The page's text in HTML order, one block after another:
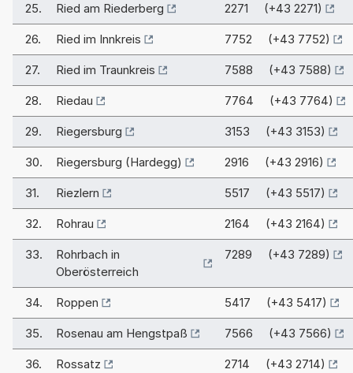
25. Ried am Riederberg 2271 (+43 2271)
26. Ried im Innkreis 7752 (+43 7752)
27. Ried im Traunkreis 7588 (+43 7588)
28. Riedau 7764 (+43 7764)
29. Riegersburg 3153 (+43 3153)
30. Riegersburg (Hardegg) 2916 (+43 2916)
31. Riezlern 5517 (+43 5517)
32. Rohrau 2164 (+43 2164)
33.
Rohrbach in
Oberösterreich
7289 (+43 7289)
34. Roppen 5417 (+43 5417)
35. Rosenau am Hengstpaß 7566 (+43 7566)
36. Rossatz 2714 (+43 2714)